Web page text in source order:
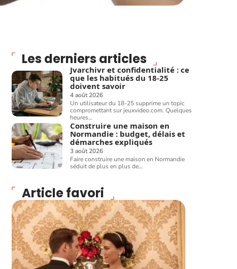
Les derniers articles
Jvarchivr et confidentialité : ce
que les habitués du 18-25
doivent savoir
4 août 2026
Un utilisateur du 18-25 supprime un topic
compromettant sur jeuxvideo.com. Quelques
heures…
Construire une maison en
Normandie : budget, délais et
démarches expliqués
3 août 2026
Faire construire une maison en Normandie
séduit de plus en plus de…
Article favori